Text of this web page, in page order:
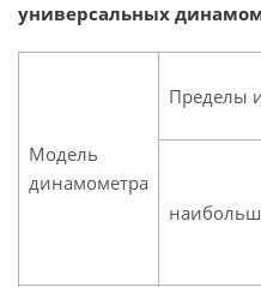
универсальных
Модель
динамометра
Пределы